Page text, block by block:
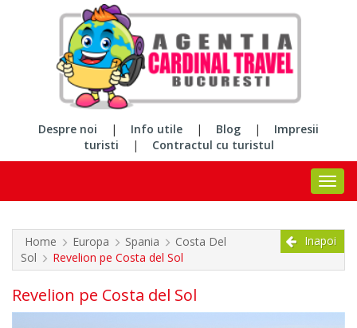
Despre noi | Info utile | Blog |
Impresii
turisti
| Contractul cu turistul
Home Europa Spania
Costa Del
Sol
Revelion pe Costa del Sol
Inapoi
Revelion pe Costa del Sol